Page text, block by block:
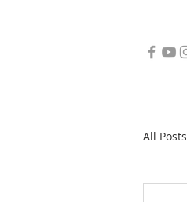
All Posts